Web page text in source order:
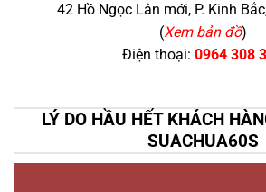
42 Hồ Ngọc Lân mới, P. Kinh
(Xem bản đồ)
Điện thoại: 0964 308
LÝ DO HẦU HẾT KHÁCH
SUACHUA60S